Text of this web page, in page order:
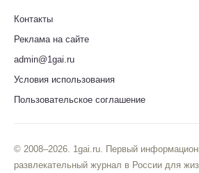
Контакты
Реклама на сайте
admin@1gai.ru
Условия использования
Пользовательское соглашение
© 2008–2026. 1gai.ru. Первый
развлекательный журнал в России для